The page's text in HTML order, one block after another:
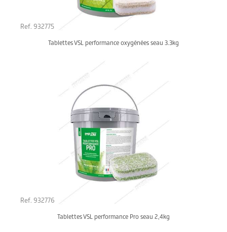
Ref. 932775
Tablettes VSL performance oxygénées seau 3.3kg
Ref. 932776
Tablettes VSL performance Pro seau 2,4kg